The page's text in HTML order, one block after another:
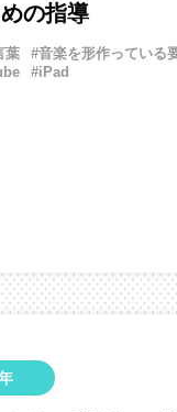
の指導
葉
#音楽を形作っている
#iPad